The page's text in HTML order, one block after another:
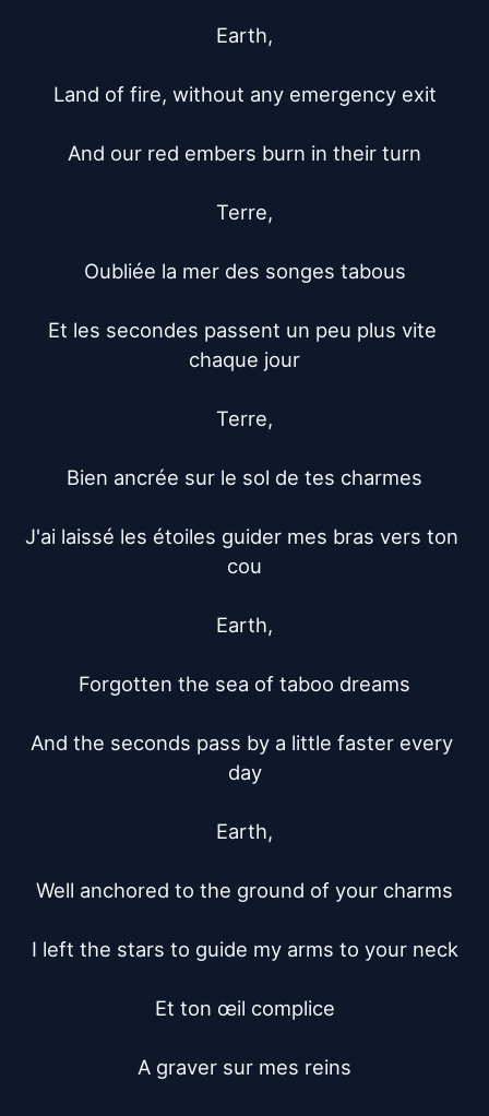
Earth,
Land of fire, without any emergency exit
And our red embers burn in their turn
Terre,
Oubliée la mer des songes tabous
Et les secondes passent un peu plus vite
chaque jour
Terre,
Bien ancrée sur le sol de tes charmes
J'ai laissé les étoiles guider mes bras vers ton
cou
Earth,
Forgotten the sea of taboo dreams
And the seconds pass by a little faster every
day
Earth,
Well anchored to the ground of your charms
I left the stars to guide my arms to your neck
Et ton œil complice
A graver sur mes reins